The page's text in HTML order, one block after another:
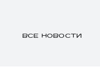
ВСЕ НОВОСТИ